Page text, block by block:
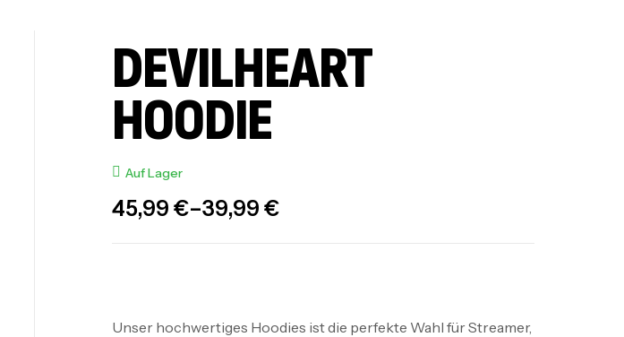
DEVILHEART
HOODIE
Auf Lager
39,99 €
–
45,99 €
Unser hochwertiges Hoodies ist die perfekte Wahl für Streamer,